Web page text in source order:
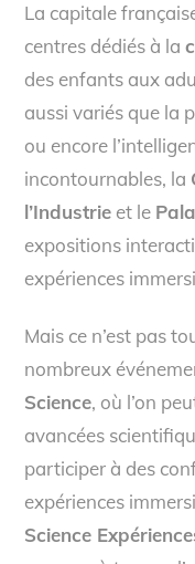
La capitale
centres dédiés à la
des enfants aux
aussi variés que la
ou encore
incontournables, la
l’Industrie et le
expositions
expériences
Mais ce n’est pas
nombreux
Science, où l’on
avancées
participer à des
expériences
Science